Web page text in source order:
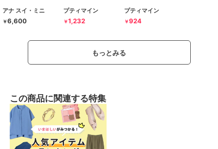
アナ スイ・ミニ
￥6,600
プティマイン
￥1,232
プティマイン
￥924
もっとみる
この商品に関連する特集